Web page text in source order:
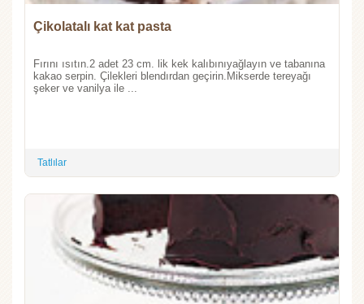
Çikolatalı kat kat pasta
Fırını ısıtın.2 adet 23 cm. lik kek kalıbınıyağlayın ve tabanına
kakao serpin. Çilekleri blendırdan geçirin.Mikserde tereyağı
şeker ve vanilya ile ...
Tatlılar